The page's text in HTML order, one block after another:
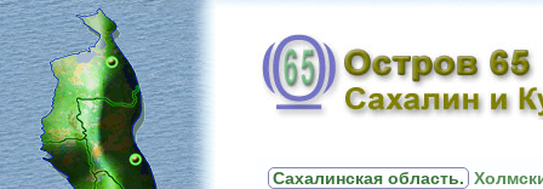
Сахалинская область.